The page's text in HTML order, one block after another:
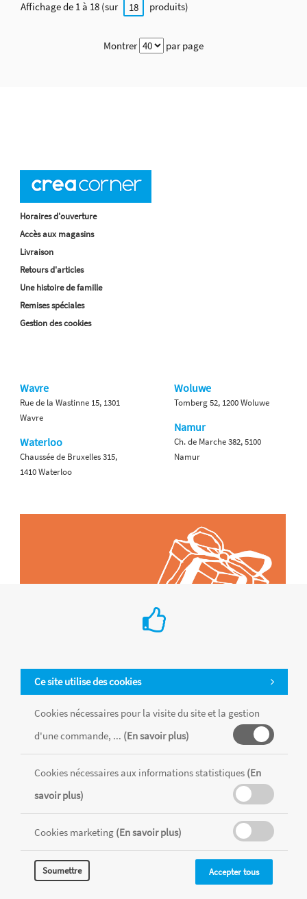
Affichage de 1 à 18 (sur 18 produits)
Montrer par page
Ce site utilise des cookies
Cookies nécessaires pour la visite du site et la gestion
d'une commande, ... (En savoir plus)
Cookies nécessaires aux informations statistiques (En
savoir plus)
Cookies marketing (En savoir plus)
Soumettre Accepter tous
Horaires d'ouverture
Accès aux magasins
Livraison
Retours d'articles
Une histoire de famille
Remises spéciales
Gestion des cookies
Wavre
Rue de la Wastinne 15, 1301
Wavre
Waterloo
Chaussée de Bruxelles 315,
1410 Waterloo
Woluwe
Tomberg 52, 1200 Woluwe
Namur
Ch. de Marche 382, 5100
Namur
Tous les produits sont vendus dans la limite des stocks disponibles de
chaque magasin, toutes taxes comprises.
MENTIONS LÉGALES CONDITIONS GÉNÉRALES
RÉALISÉ AVEC MERCATOR
CMS